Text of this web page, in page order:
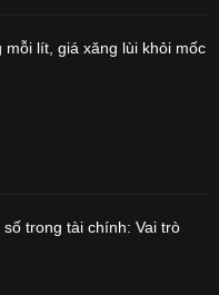
mỗi lít, giá xăng lùi khỏi mốc
trong tài chính: Vai trò